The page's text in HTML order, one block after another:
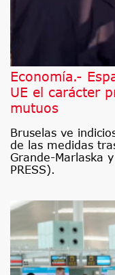
Economía.-
UE el carácter
mutuos
Bruselas ve
de las medidas
Grande-Marlaska
PRESS).